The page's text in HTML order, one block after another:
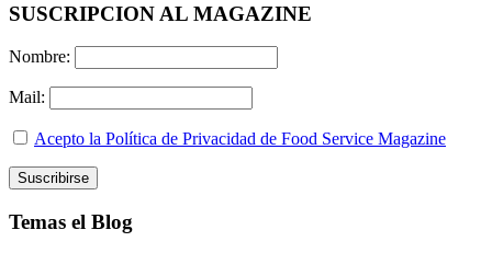
SUSCRIPCION AL MAGAZINE
Nombre:
Mail:
Acepto la Política de Privacidad de Food Service Magazine
Temas el Blog